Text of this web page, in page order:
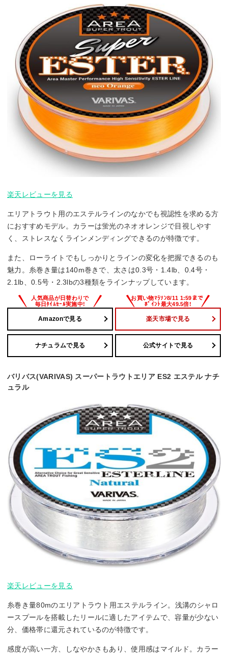
楽天レビューを見る
エリアトラウト用のエステルラインのなかでも視認性を求める方
におすすめモデル。カラーは蛍光のネオオレンジで目視しやす
く、ストレスなくラインメンディングできるのが特徴です。
また、ローライトでもしっかりとラインの変化を把握できるのも
魅力。糸巻き量は140m巻きで、太さは0.3号・1.4lb、0.4号・
2.1lb、0.5号・2.3lbの3種類をラインナップしています。
Amazonで見る 楽天市場で見る
ナチュラムで見る 公式サイトで見る
バリバス(VARIVAS) スーパートラウトエリア ES2 エステル ナチ
ュラル
楽天レビューを見る
糸巻き量80mのエリアトラウト用エステルライン。浅溝のシャロ
ースプールを搭載したリールに適したアイテムで、容量が少ない
分、価格帯に還元されているのが特徴です。
感度が高い一方、しなやかさもあり、使用感はマイルド。カラー